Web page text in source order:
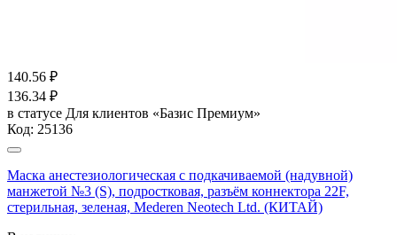
140.56 ₽
136.34 ₽
в статусе Для клиентов «Базис Премиум»
Код: 25136
Маска анестезиологическая с подкачиваемой (надувной)
манжетой №3 (S), подростковая, разъём коннектора 22F,
стерильная, зеленая, Mederen Neotech Ltd. (КИТАЙ)